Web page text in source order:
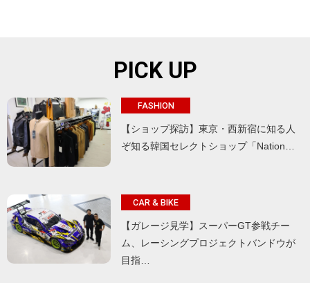
PICK UP
FASHION
【ショップ探訪】東京・西新宿に知る人
ぞ知る韓国セレクトショップ「Nation…
CAR & BIKE
【ガレージ見学】スーパーGT参戦チー
ム、レーシングプロジェクトバンドウが
目指…